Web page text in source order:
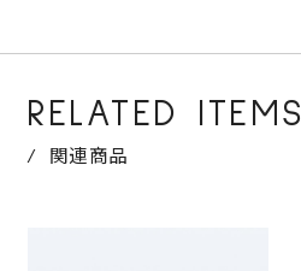
RELATED ITEMS
関連商品